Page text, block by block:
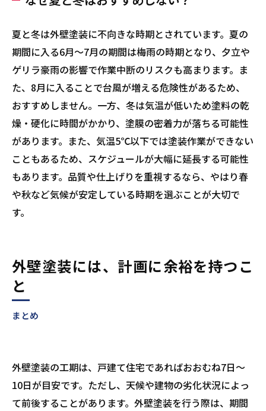
夏と冬は外壁塗装に不向きな時期とされています。夏の
期間に入る6月～7月の期間は梅雨の時期となり、夕立や
ゲリラ豪雨の影響で作業中断のリスクも高まります。ま
た、8月に入ることで台風が増える危険性があるため、
おすすめしません。一方、冬は気温が低いため塗料の乾
燥・硬化に時間がかかり、塗膜の密着力が落ちる可能性
があります。また、気温5℃以下では塗装作業ができない
こともあるため、スケジュールが大幅に延長する可能性
もあります。品質や仕上げりを重視するなら、やはり春
や秋など気候が安定している時期を選ぶことが大切で
す。
まとめ
外壁塗装には、計画に余裕を持つこ
と
外壁塗装の工期は、戸建て住宅であればおおむね7日〜
10日が目安です。ただし、天候や建物の劣化状況によっ
て前後することがあります。外壁塗装を行う際は、期間